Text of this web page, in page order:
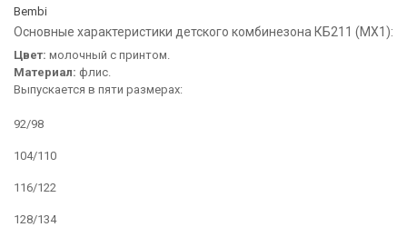
Bembi
Основные характеристики детского комбинезона КБ211 (MX1):
Цвет: молочный с принтом.
Материал: флис.
Выпускается в пяти размерах:
92/98
104/110
116/122
128/134